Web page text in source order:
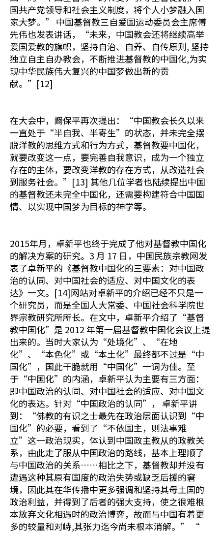
国共产党领导和社会主义制度，将个人小梦融入国
家大梦。” 中国基督教三自爱国运动委员会主席傅
先伟也发表讲话，“未来，中国教会还将继续高举
爱国爱教的旗帜，坚持自治、自养、自传原则, 坚持
独立自主自办教会，不断推进基督教的中国化,为实
现中华民族伟大复兴的中国梦做出新的贡
献。”[12]
在大会中，阚保平再次提出：“中国教会长久以来
一直处于“半自我、半寄生”的状态，并未完全摆
脱洋教的思维方式和行为方式，基督教要中国化，
就要改变这一点，要完善自我意识，成为一个独立
存在的主体，要改变洋教的存在方式，从改造社会
到服务社会。”[13] 其他几位学者也陆续提出中国
的基督教还未完全中国化，还需要构建符合中国国
情、以实现中国梦为目标的神学等。
2015年月，卓新平也终于完成了他对基督教中国化
的解决方案的研究。3 月 17 日，中国民族宗教网发
表了卓新平的《基督教中国化的三要素：对中国政
治的认同、对中国社会的适应、对中国文化的表
达》一文。[14]网站对卓新平的介绍已经不只是一
个研究员，而是全国人大常委、中国社会科学院世
界宗教研究所所长。在文中，卓新平介绍了“基督
教中国化”是 2012 年第一届基督教中国化会议上提
出来的。当时大家认为“处境化”、“在地
化”、“本色化”或“本土化”最终都不过是“中
国化”，国此干脆就用“中国化”一词为佳。至
于“中国化”的内涵，卓新平认为主要有三方面：
即中国政治的认同、对中国社会的适应、对中国文
化的表达。针对“中国政治的认同”， 卓新平讲
到：“佛教的有识之士最先在政治层面认识到“中
国化”的必要，看到了“不依国主，则法事难
立”这一政治现实，体认到中国政主教从的政教关
系，由此走了服从中国政治的路线，基本上理顺了
与中国政治的关系……相比之下，基督教却并没有
遭遇这种其原有国度的政治失势或缺乏后援的窘
境，因此其在华传播中更多强调和坚持其母土国的
政治利益，并得到了后者的强大支持，使之很难根
本放弃文化相遇时的政治博弈，故而与中国有着更
多的较量和对峙,其张力迄今尚未根本消解。” “